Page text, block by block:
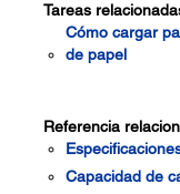
Tareas
Cómo cargar
de papel
Referencia
Capacidad de